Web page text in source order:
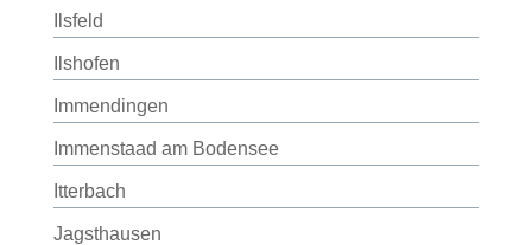
Ilsfeld
Ilshofen
Immendingen
Immenstaad am Bodensee
Itterbach
Jagsthausen